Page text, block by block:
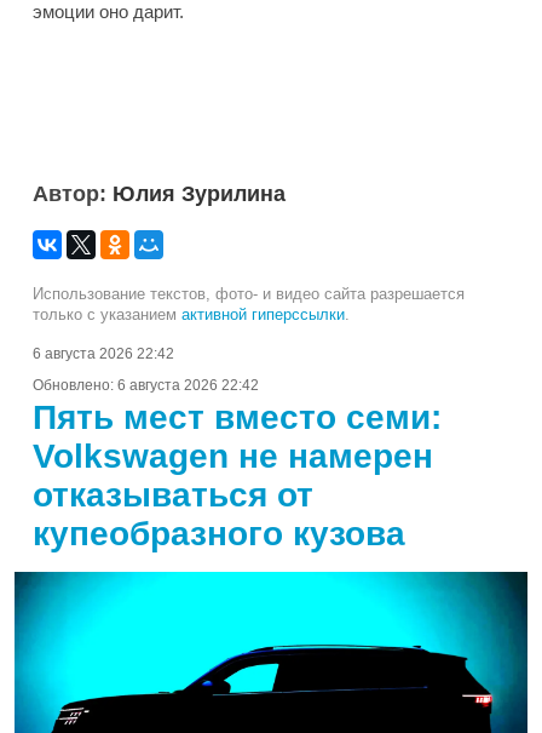
эмоции оно дарит.
Автор: Юлия Зурилина
Использование текстов, фото- и видео сайта разрешается
только с указанием активной гиперссылки.
6 августа 2026 22:42
Обновлено: 6 августа 2026 22:42
Пять мест вместо семи:
Volkswagen не намерен
отказываться от
купеобразного кузова